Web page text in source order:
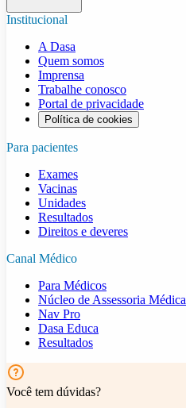
Institucional
A Dasa
Quem somos
Imprensa
Trabalhe conosco
Portal de privacidade
Política de cookies
Para pacientes
Exames
Vacinas
Unidades
Resultados
Direitos e deveres
Canal Médico
Para Médicos
Núcleo de Assessoria Médica
Nav Pro
Dasa Educa
Resultados
Você tem dúvidas?